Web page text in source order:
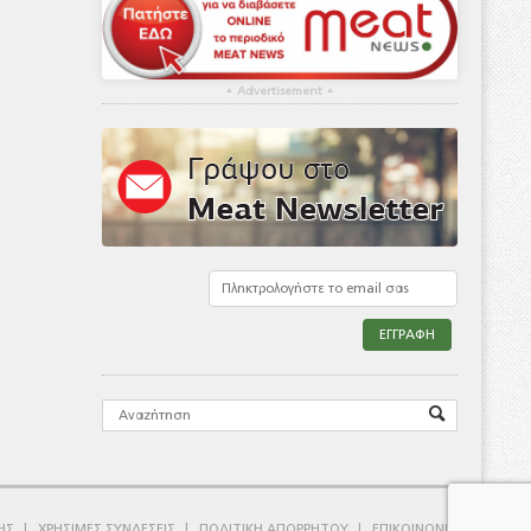
▴ Advertisement ▴